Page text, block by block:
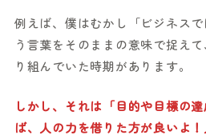
例えば、僕はむかし「ビジネス
う言葉をそのままの意味で捉え
り組んでいた時期があります。
しかし、それは「目的や目標の
ば、人の力を借りた方が良いよ